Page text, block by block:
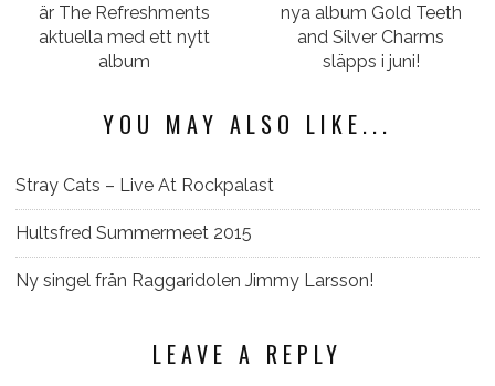
är The Refreshments
aktuella med ett nytt
album
nya album Gold Teeth
and Silver Charms
släpps i juni!
YOU MAY ALSO LIKE...
Stray Cats – Live At Rockpalast
Hultsfred Summermeet 2015
Ny singel från Raggaridolen Jimmy Larsson!
LEAVE A REPLY